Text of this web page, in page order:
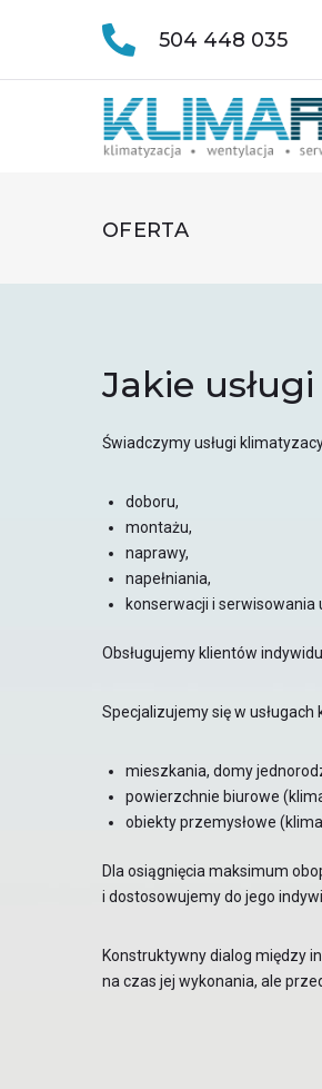
504 448 035
OFERTA
Jakie
Świadczymy usługi
doboru,
montażu,
naprawy,
napełniania,
konserwacji i serwisowania
Obsługujemy klientów
Specjalizujemy się w
mieszkania, domy
powierzchnie biurowe
obiekty przemysłowe
Dla osiągnięcia maksimum
i dostosowujemy do jego
Konstruktywny dialog między
na czas jej wykonania, ale